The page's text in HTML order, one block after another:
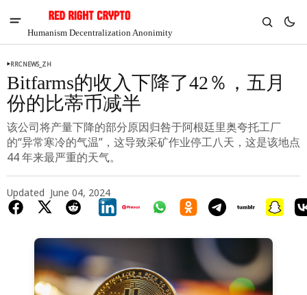
Humanism Decentralization Anonimity
Chia
$1.30
-7.27%
RRCNEWS_ZH
Bitfarms的收入下降了42％，五月
份的比蒂币减半
该公司将产量下降的部分原因归咎于阿根廷里奥夸托工厂
的“异常寒冷的气温”，这导致采矿作业停工八天，这是该地点
44 年来最严重的天气。
Updated June 04, 2024